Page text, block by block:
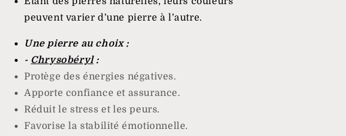
peuvent varier d’une pierre à l’autre.
Une pierre au choix :
- Chrysobéryl:
Protège des énergies négatives.
Apporte confiance et assurance.
Réduit le stress et les peurs.
Favorise la stabilité émotionnelle.